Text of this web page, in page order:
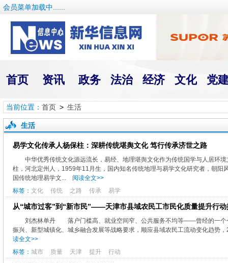
会员菜单加载中......
首页 资讯 政务 法治 经济 文化 党
当前位置： 首页> 生活
生活
易学文化传承人杨保柱：深耕传统堪舆文化 笃行传承济世之路
中华优秀传统文化源远流长，易经、地理堪舆文化作为传统国学与人居环
柱，河北定州人，1959年11月生，国内知名传统地理与易学文化研究者，朝
国传统地理易学文...
阅读全文>>
标签： 文化 传统 之路 传承 易学
从“城市过客”到“新市民”——天津市县域农民工市民化质量提升行动
刘杰林单丹 落户门槛高、就业空间窄、公共服务不均等——曾经的一个
振兴、新型城镇化、城乡融合发展等战略要求，顺应县域农民工流动变化趋势
读全文>>
标签： 城市 质量 天津 提升 行动